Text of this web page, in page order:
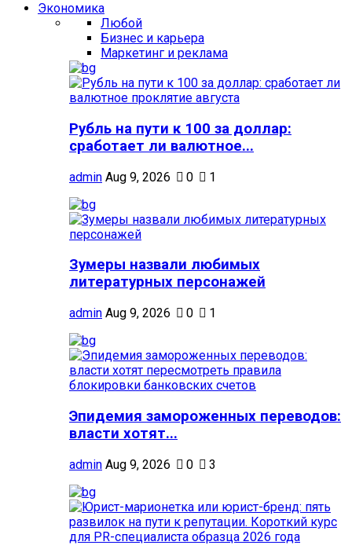
Экономика
Любой
Бизнес и карьера
Маркетинг и реклама
Рубль на пути к 100 за доллар:
сработает ли валютное...
admin Aug 9, 2026 0 1
Зумеры назвали любимых
литературных персонажей
admin Aug 9, 2026 0 1
Эпидемия замороженных переводов:
власти хотят...
admin Aug 9, 2026 0 3